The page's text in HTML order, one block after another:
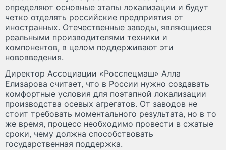
определяют основные этапы локализации и будут
четко отделять российские предприятия от
иностранных. Отечественные заводы, являющиеся
реальными производителями техники и
компонентов, в целом поддерживают эти
нововведения.
Директор Ассоциации «Росспецмаш» Алла
Елизарова считает, что в России нужно создавать
комфортные условия для поэтапной локализации
производства осевых агрегатов. От заводов не
стоит требовать моментального результата, но в то
же время, процесс необходимо провести в сжатые
сроки, чему должна способствовать
государственная поддержка.